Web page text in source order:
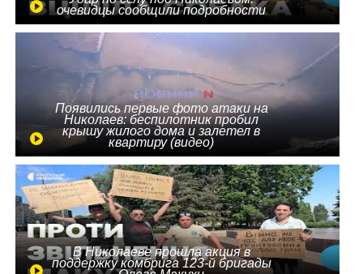
очевидцы сообщили подробности
Появились первые фото атаки на
Николаев: беспилотник пробил
крышу жилого дома и залетел в
квартиру (видео)
В Николаеве прошла акция в
поддержку комбрига 123-й бригады